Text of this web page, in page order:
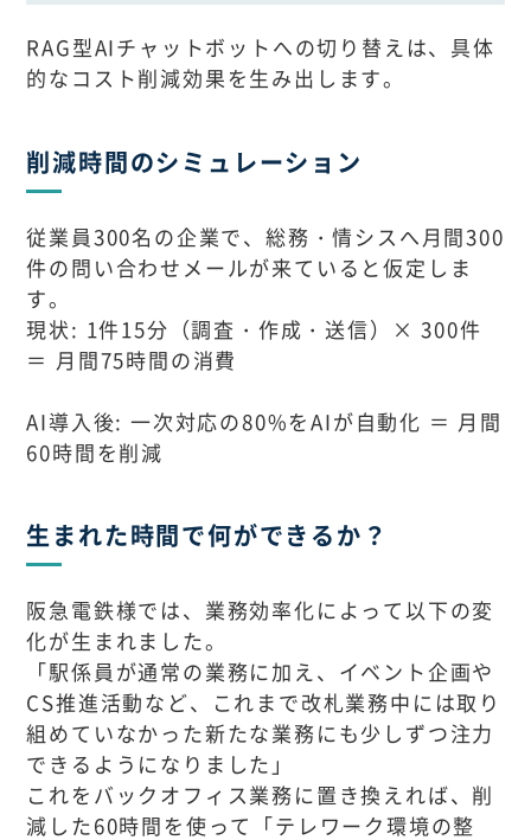
RAG型AIチャットボットへの切り替えは、具体
的なコスト削減効果を生み出します。
削減時間のシミュレーション
従業員300名の企業で、総務・情シスへ月間300
件の問い合わせメールが来ていると仮定しま
す。
現状: 1件15分（調査・作成・送信）× 300件
＝ 月間75時間の消費
AI導入後: 一次対応の80%をAIが自動化 ＝ 月間
60時間を削減
生まれた時間で何ができるか？
阪急電鉄様では、業務効率化によって以下の変
化が生まれました。
「駅係員が通常の業務に加え、イベント企画や
CS推進活動など、これまで改札業務中には取り
組めていなかった新たな業務にも少しずつ注力
できるようになりました」
これをバックオフィス業務に置き換えれば、削
減した60時間を使って「テレワーク環境の整